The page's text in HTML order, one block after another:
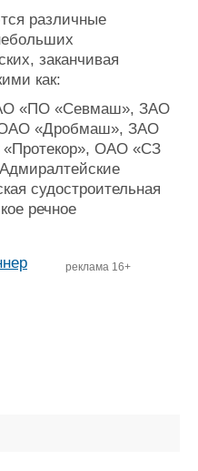
различные
заканчивая
как:
«ПО «Севмаш», ЗАО
ОАО «Дробмаш», ЗАО
ОАО «СЗ
судостроительная
речное
реклама 16+